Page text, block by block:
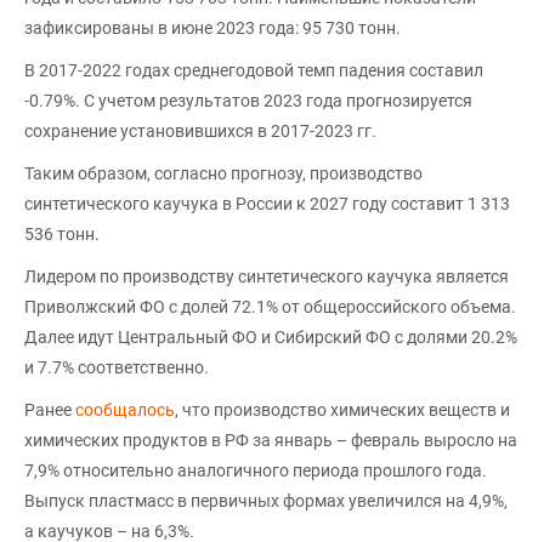
зафиксированы в июне 2023 года: 95 730 тонн.
В 2017-2022 годах среднегодовой темп падения составил
-0.79%. С учетом результатов 2023 года прогнозируется
сохранение установившихся в 2017-2023 гг.
Таким образом, согласно прогнозу, производство
синтетического каучука в России к 2027 году составит 1 313
536 тонн.
Лидером по производству синтетического каучука является
Приволжский ФО с долей 72.1% от общероссийского объема.
Далее идут Центральный ФО и Сибирский ФО с долями 20.2%
и 7.7% соответственно.
Ранеесообщалось, что производство химических веществ и
химических продуктов в РФ за январь – февраль выросло на
7,9% относительно аналогичного периода прошлого года.
Выпуск пластмасс в первичных формах увеличился на 4,9%,
а каучуков – на 6,3%.